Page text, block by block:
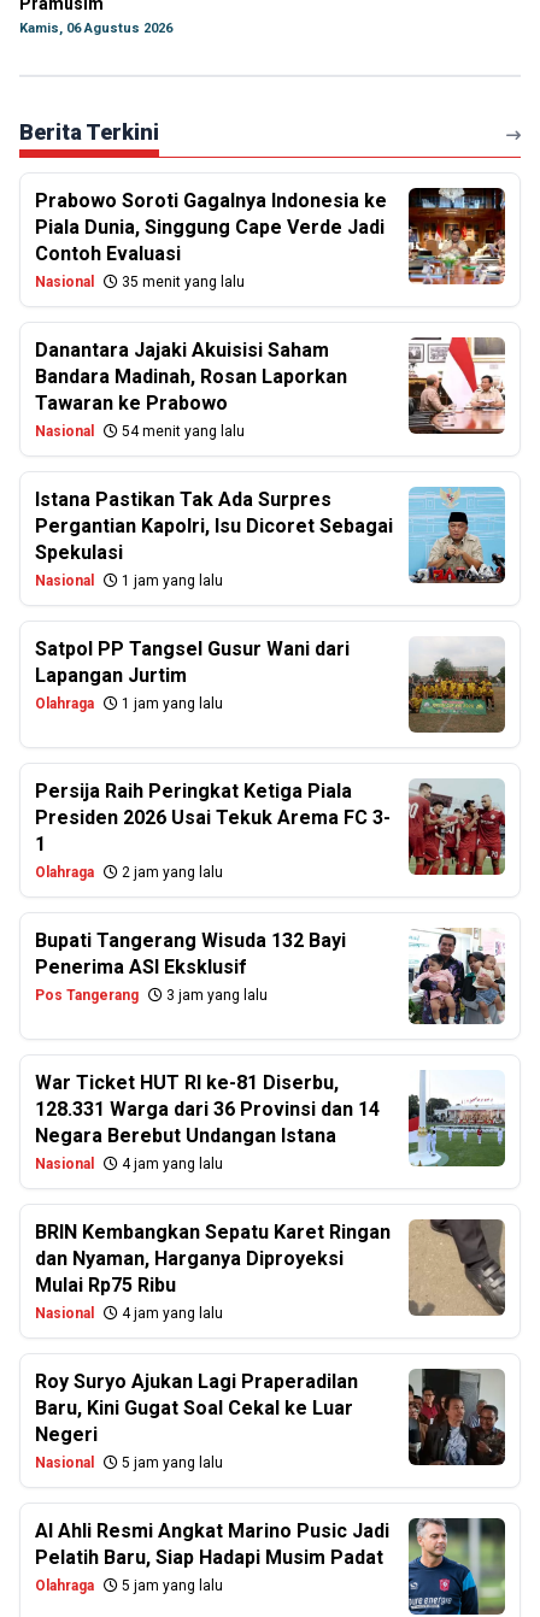
Kamis, 06 Agustus 2026
Berita Terkini
Prabowo Soroti Gagalnya Indonesia ke
Piala Dunia, Singgung Cape Verde Jadi
Contoh Evaluasi
Nasional 35 menit yang lalu
Danantara Jajaki Akuisisi Saham
Bandara Madinah, Rosan Laporkan
Tawaran ke Prabowo
Nasional 54 menit yang lalu
Istana Pastikan Tak Ada Surpres
Pergantian Kapolri, Isu Dicoret Sebagai
Spekulasi
Nasional 1 jam yang lalu
Satpol PP Tangsel Gusur Wani dari
Lapangan Jurtim
Olahraga 1 jam yang lalu
Persija Raih Peringkat Ketiga Piala
Presiden 2026 Usai Tekuk Arema FC 3-
1
Olahraga 2 jam yang lalu
Bupati Tangerang Wisuda 132 Bayi
Penerima ASI Eksklusif
Pos Tangerang 3 jam yang lalu
War Ticket HUT RI ke-81 Diserbu,
128.331 Warga dari 36 Provinsi dan 14
Negara Berebut Undangan Istana
Nasional 4 jam yang lalu
BRIN Kembangkan Sepatu Karet Ringan
dan Nyaman, Harganya Diproyeksi
Mulai Rp75 Ribu
Nasional 4 jam yang lalu
Roy Suryo Ajukan Lagi Praperadilan
Baru, Kini Gugat Soal Cekal ke Luar
Negeri
Nasional 5 jam yang lalu
Al Ahli Resmi Angkat Marino Pusic Jadi
Pelatih Baru, Siap Hadapi Musim Padat
Olahraga 5 jam yang lalu